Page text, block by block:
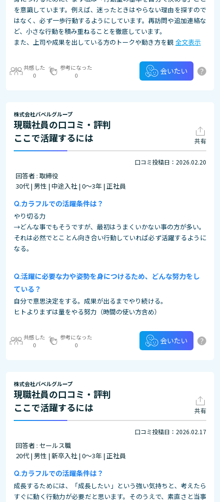
を意識しています。例えば、迷ったときはやらない理由を探すので
はなく、必ず一歩行動するようにしています。再訪問や追加連絡な
ど、小さな行動を積み重ねることを徹底しています。
また、上司や成果を出している方のトークや動き方を観 全文表示
共感した
0
参考になった
0
会いたい ?
株式会社バベルグループ
現職社員の口コミ・評判
ここで活躍するには
共有
口コミ投稿日：2026.02.20
回答者 : 取締役
30代 | 男性 | 中途入社 | 0～3年 | 正社員
カラフルでの活躍条件は？
やり切る力
→どんな事でもそうですが、最初はうまくいかない事の方が多い。
それは必然でとことん向き合い行動していれば必ず活躍するように
なる。
活躍に必要な力や姿勢を身につけるため、どんな努力をし
ている？
自分で意思決定をする。成果が出るまでやり続ける。
ヒトよりまずは量をやる努力（時間の使い方含め）
共感した
0
参考になった
0
会いたい ?
株式会社バベルグループ
現職社員の口コミ・評判
ここで活躍するには
共有
口コミ投稿日：2026.02.17
回答者 : セールス職
20代 | 男性 | 新卒入社 | 0～3年 | 正社員
カラフルでの活躍条件は？
成長するためには、「成長したい」という強い気持ちと、考えたら
すぐに動く行動力が必要だと思います。そのうえで、素直さと当事